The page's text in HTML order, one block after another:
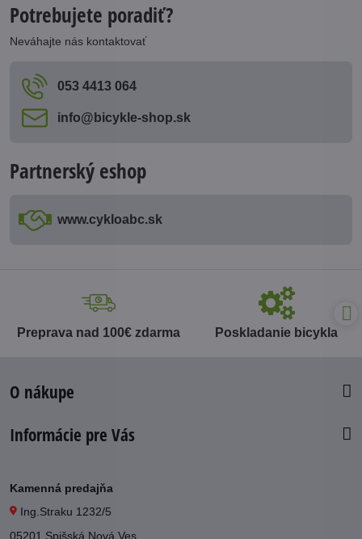
Potrebujete poradiť?
Neváhajte nás kontaktovať
053 4413 064
info​@bicykle-shop​.sk
Partnerský eshop
www​.cykloabc​.sk
Preprava nad 100€ zdarma Poskladanie bicykla
O nákupe
Informácie pre Vás
Kamenná predajňa
Ing.Straku 1232/5
05201 Spišská Nová Ves